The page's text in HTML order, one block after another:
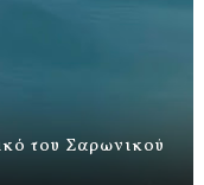
του Σαρωνικού